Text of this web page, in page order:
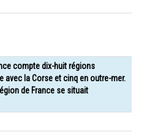
compte dix-huit régions
la Corse et cinq en outre-mer.
de France se situait